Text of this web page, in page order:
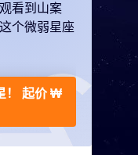
看到山案
个微弱星座
起价 ₩